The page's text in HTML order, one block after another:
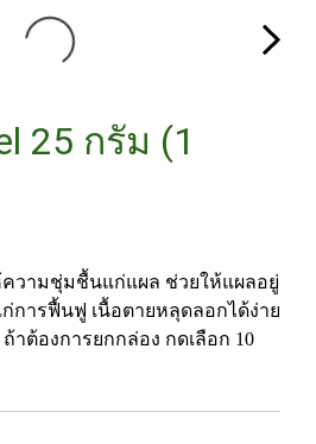
25 กรัม (1
ความชุ่มชื้นแก่แผล ช่วยให้แผลอยู่
การฟื้นฟู เนื้อตายหลุดลอกได้ง่าย
าต้องการยกกล่อง กดเลือก 10